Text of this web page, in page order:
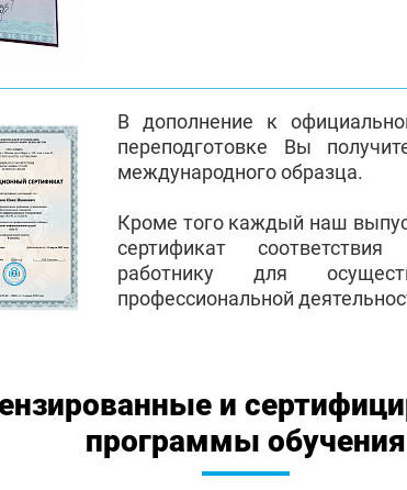
В дополнение к
переподготовке Вы
международного образца.
Кроме того каждый наш
сертификат
работнику для
профессиональной
и
программы обучения